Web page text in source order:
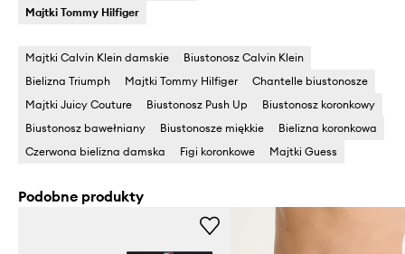
Majtki Tommy Hilfiger
Majtki Calvin Klein damskie
Biustonosz Calvin Klein
Bielizna Triumph
Majtki Tommy Hilfiger
Chantelle biustonosze
Majtki Juicy Couture
Biustonosz Push Up
Biustonosz koronkowy
Biustonosz bawełniany
Biustonosze miękkie
Bielizna koronkowa
Czerwona bielizna damska
Figi koronkowe Majtki Guess
Podobne produkty